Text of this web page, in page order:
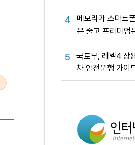
4
메모리가 스마트
은 줄고 프리미엄
5
국토부, 레벨4 상
차 안전운행 가이